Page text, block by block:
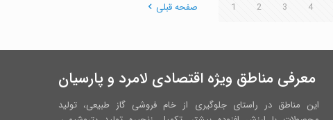
صفحه قبلی 1 2 3 4
معرفی مناطق ویژه اقتصادی لامرد و پارسیان
این مناطق در راستای جلوگیری از خام فروشی گاز طبیعی، تولید